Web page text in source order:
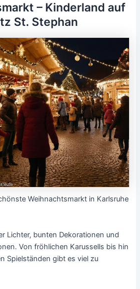
– Kinderland auf
St. Stephan
Weihnachtsmarkt in Karlsruhe
Lichter, bunten Dekorationen und
Von fröhlichen Karussells bis hin
Spielständen gibt es viel zu